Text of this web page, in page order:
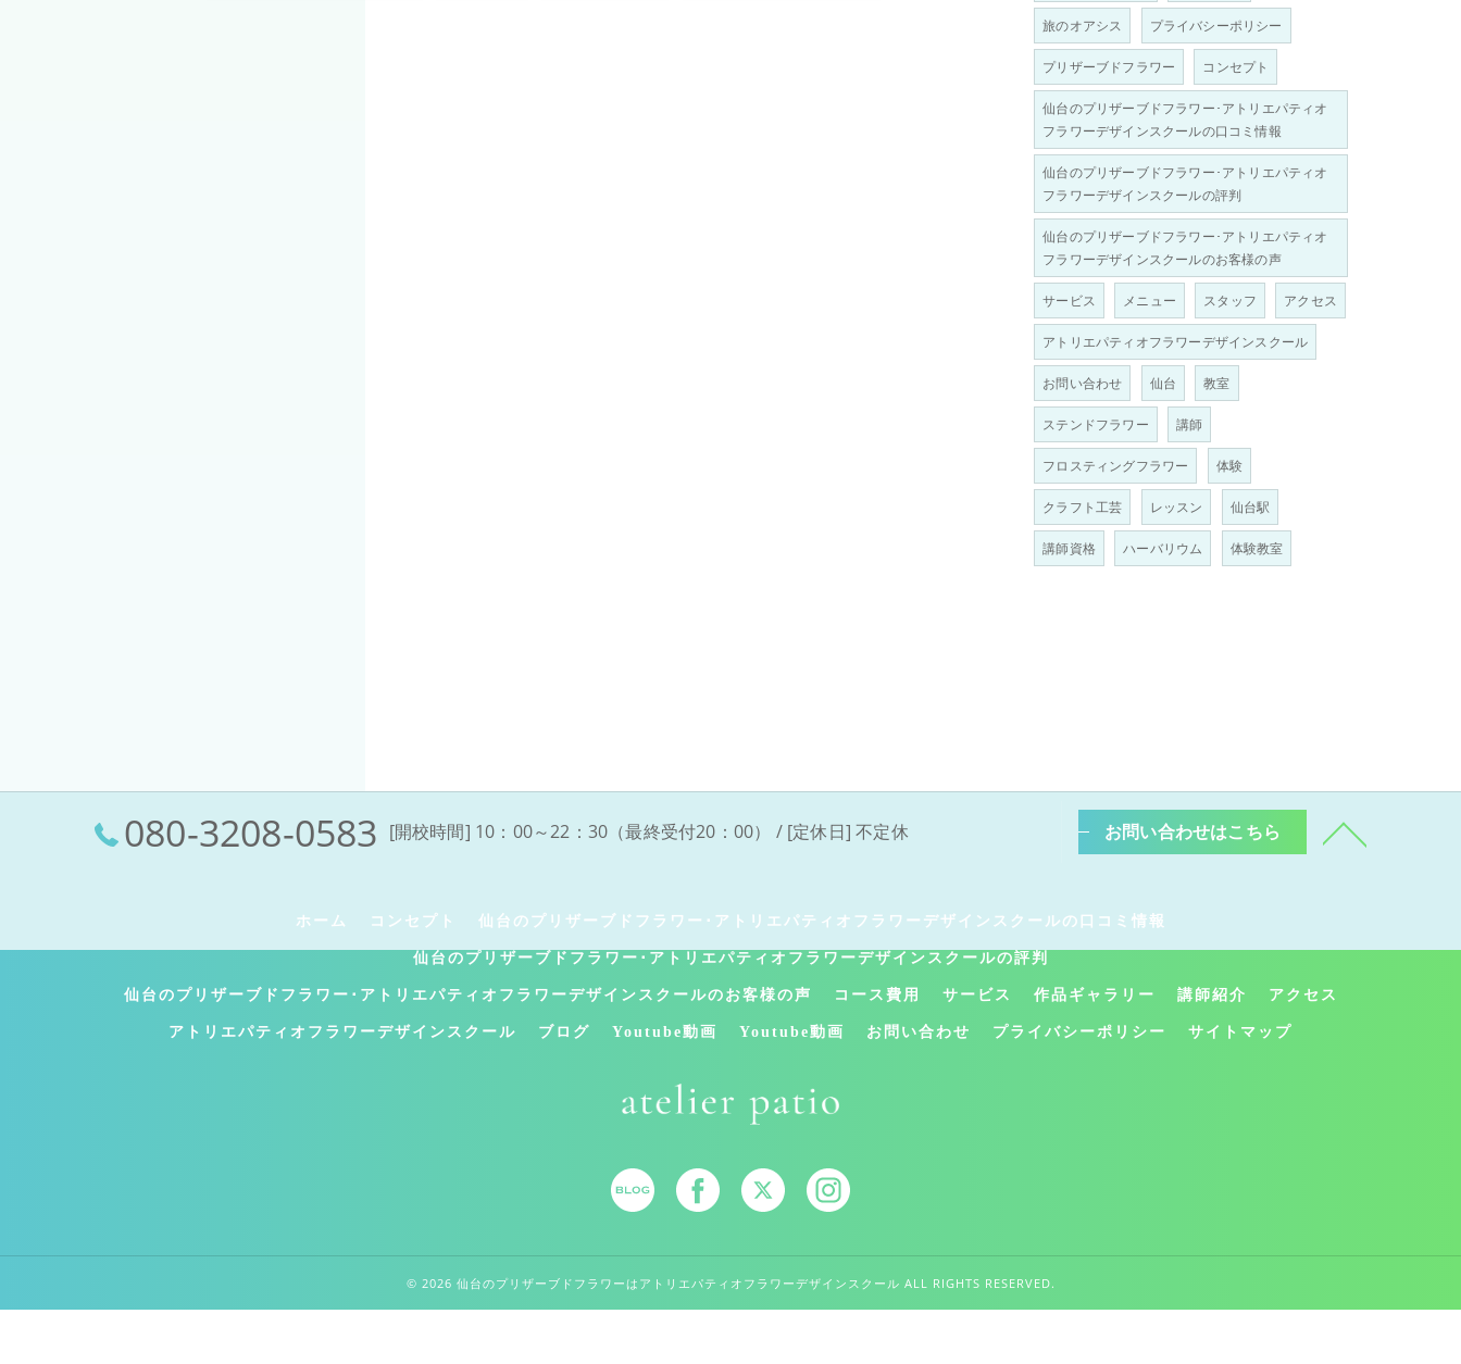
旅のオアシス プライバシーポリシー
プリザーブドフラワー コンセプト
仙台のプリザーブドフラワー･アトリエパティオ
フラワーデザインスクールの口コミ情報
仙台のプリザーブドフラワー･アトリエパティオ
フラワーデザインスクールの評判
仙台のプリザーブドフラワー･アトリエパティオ
フラワーデザインスクールのお客様の声
サービス メニュー スタッフ アクセス
アトリエパティオフラワーデザインスクール
お問い合わせ 仙台 教室
ステンドフラワー 講師
フロスティングフラワー 体験
クラフト工芸 レッスン 仙台駅
講師資格 ハーバリウム 体験教室
080-3208-0583 [開校時間] 10：00～22：30（最終受付20：00） / [定休日] 不定休 お問い合わせはこちら
ホーム コンセプト 仙台のプリザーブドフラワー･アトリエパティオフラワーデザインスクールの口コミ情報
仙台のプリザーブドフラワー･アトリエパティオフラワーデザインスクールの評判
仙台のプリザーブドフラワー･アトリエパティオフラワーデザインスクールのお客様の声 コース費用 サービス 作品ギャラリー 講師紹介 アクセス
アトリエパティオフラワーデザインスクール ブログ Youtube動画 Youtube動画 お問い合わせ プライバシーポリシー サイトマップ
© 2026 仙台のプリザーブドフラワーはアトリエパティオフラワーデザインスクール ALL RIGHTS RESERVED.